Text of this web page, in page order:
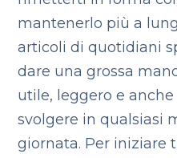
mantenerlo più a
articoli di quotidiani
dare una grossa
utile, leggero e
svolgere in qualsiasi
giornata. Per iniziare